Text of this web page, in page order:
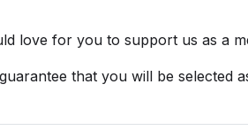
love for you to support us as a
that you will be selected